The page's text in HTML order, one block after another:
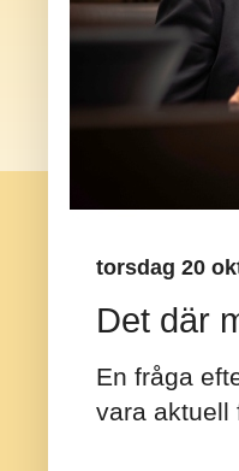
torsdag 20
Det där
En fråga
vara aktuell